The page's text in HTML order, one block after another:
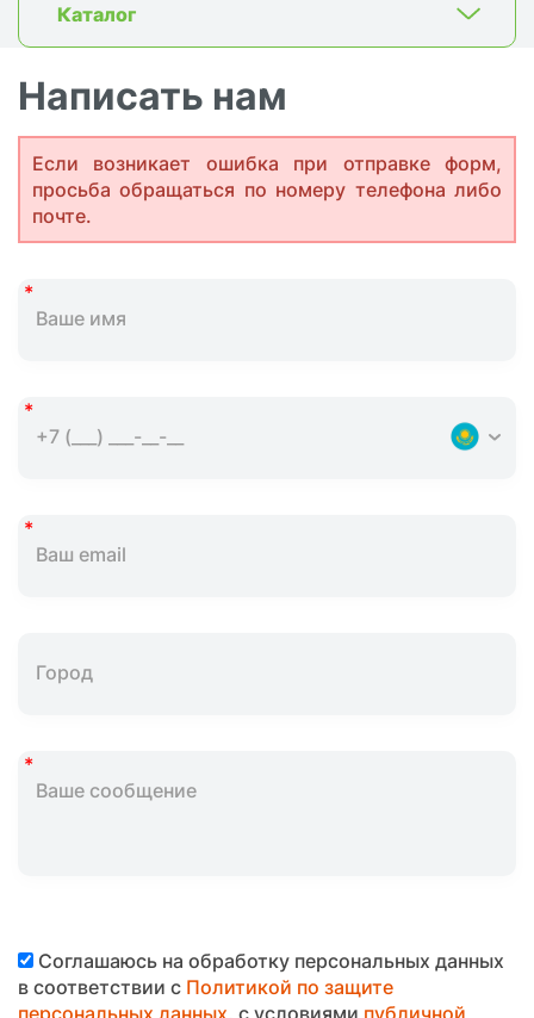
Каталог
Написать нам
Если возникает ошибка при отправке форм,
просьба обращаться по номеру телефона либо
почте.
Соглашаюсь на обработку персональных данных
в соответствии с Политикой по защите